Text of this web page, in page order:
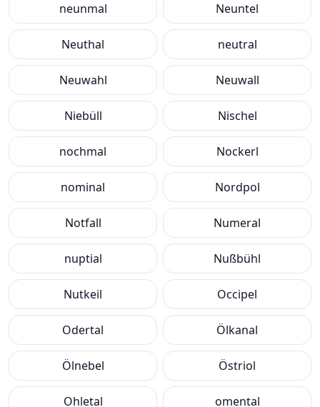
neunmal Neuntel
Neuthal neutral
Neuwahl Neuwall
Niebüll Nischel
nochmal Nockerl
nominal Nordpol
Notfall Numeral
nuptial Nußbühl
Nutkeil Occipel
Odertal Ölkanal
Ölnebel Östriol
Ohletal omental